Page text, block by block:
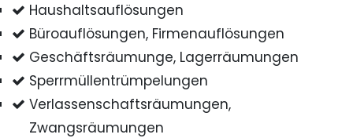
Haushaltsauflösungen
Büroauflösungen, Firmenauflösungen
Geschäftsräumunge, Lagerräumungen
Sperrmüllentrümpelungen
Verlassenschaftsräumungen,
Zwangsräumungen